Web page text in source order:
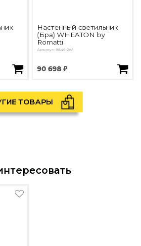
Настенный светильник
(Бра) WHEATON by
Romatti
Артикул: 8846-2W
90 698 ₽
ТОВАРЫ